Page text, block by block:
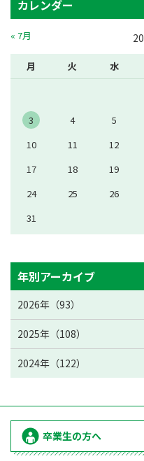
カレンダー
月 火 水
3
4 5
10
11 12
17
18 19
24
25 26
31
« 7月
年別アーカイブ
2026年（93）
2025年（108）
2024年（122）
卒業生の方へ